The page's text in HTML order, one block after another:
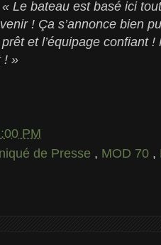
« Le bateau est basé ici
! Ça s’annonce bien
et l’équipage confiant
! »
PM
de Presse , MOD 70 ,